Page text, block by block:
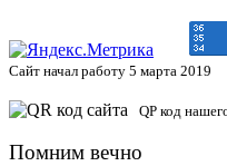
Сайт начал работу 5 марта 2019
QP код
Помним вечно